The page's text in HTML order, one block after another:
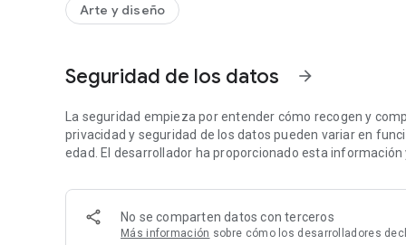
- Modo Tamaño – especifica el ancho y la altura exactos
- Importa cualquier imagen, PDF o SVG.
- Exporta a tu manera — tres opciones para elegir:
- PDF (Vector) – totalmente nítido a cualquier tamaño,
- Imágenes – guardadas directamente en tu galería de
- Imprime directamente en tu impresora doméstica o
Novedad: la exportación PDF (Vector) mantiene el texto,
auténticos vectores — nítidos a cualquier tamaño, sin
Arte y diseño
Seguridad de los datos arrow_forward
La seguridad empieza por entender cómo recogen y
privacidad y seguridad de los datos pueden variar en
edad. El desarrollador ha proporcionado esta
No se comparten datos con terceros
Más información sobre cómo los desarrolladores